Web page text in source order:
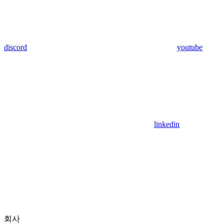
discord youtube
linkedin
회사